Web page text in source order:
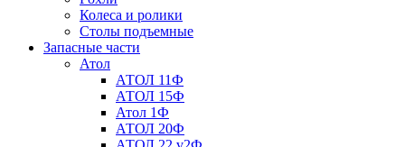
Колеса и ролики
Столы подъемные
Запасные части
Атол
АТОЛ 11Ф
АТОЛ 15Ф
Атол 1Ф
АТОЛ 20Ф